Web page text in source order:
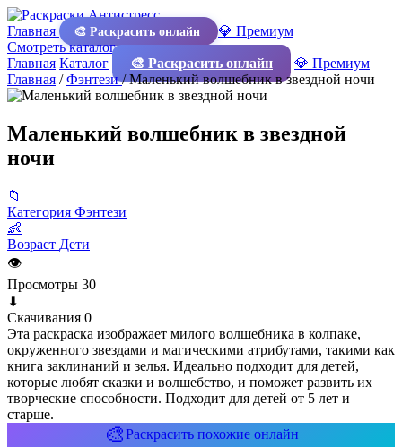
Главная 🎨 Раскрасить онлайн
💎 Премиум
Смотреть каталог
Главная Каталог 🎨 Раскрасить онлайн
💎 Премиум
Главная /Фэнтези/Маленький волшебник в звездной ночи
Маленький волшебник в звездной
ночи
📁
Категория Фэнтези
👶
Возраст Дети
👁
Просмотры 30
⬇
Скачивания 0
Эта раскраска изображает милого волшебника в колпаке,
окруженного звездами и магическими атрибутами, такими как
книга заклинаний и зелья. Идеально подходит для детей,
которые любят сказки и волшебство, и поможет развить их
творческие способности. Подходит для детей от 5 лет и
старше.
🎨Раскрасить похожие онлайн